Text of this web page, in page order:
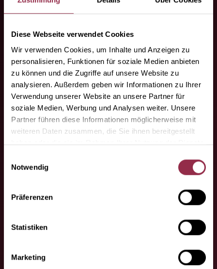
Diese Webseite verwendet Cookies
Wir verwenden Cookies, um Inhalte und Anzeigen zu
personalisieren, Funktionen für soziale Medien anbieten
zu können und die Zugriffe auf unsere Website zu
analysieren. Außerdem geben wir Informationen zu Ihrer
Verwendung unserer Website an unsere Partner für
soziale Medien, Werbung und Analysen weiter. Unsere
Partner führen diese Informationen möglicherweise mit
weiteren Daten zusammen, die Sie ihnen bereitgestellt
haben oder die sie im Rahmen Ihrer Nutzung der Dienste
Notwendig
Präferenzen
Statistiken
Marketing